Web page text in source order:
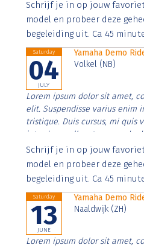
Aenean faucibus nibh et justo
imperdiet. Nunc ut sem vitae
Schrijf je in op jouw
model en probeer deze
begeleiding uit. Ca 45
Saturday
04
JULY
Yamaha Demo
Volkel (NB)
Lorem ipsum dolor sit amet,
elit. Suspendisse varius enim
tristique. Duis cursus, mi quis
interdum nulla, ut commodo
Aenean faucibus nibh et justo
imperdiet. Nunc ut sem vitae
Schrijf je in op jouw
model en probeer deze
begeleiding uit. Ca 45
Saturday
13
JUNE
Yamaha Demo
Naaldwijk (ZH)
Lorem ipsum dolor sit amet,